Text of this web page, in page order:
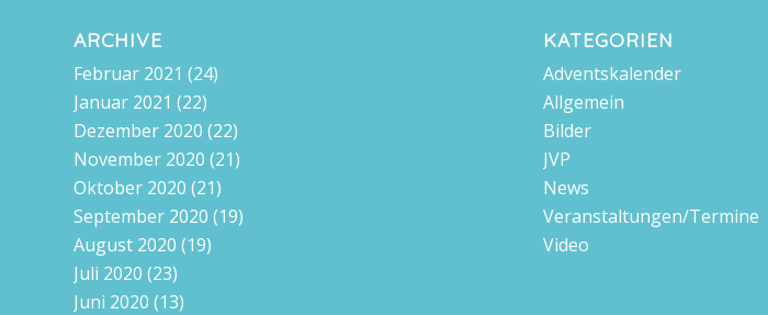
ARCHIVE
Februar 2021 (24)
Januar 2021 (22)
Dezember 2020 (22)
November 2020 (21)
Oktober 2020 (21)
September 2020 (19)
August 2020 (19)
Juli 2020 (23)
Juni 2020 (13)
KATEGORIEN
Adventskalender
Allgemein
Bilder
JVP
News
Veranstaltungen/Termine
Video